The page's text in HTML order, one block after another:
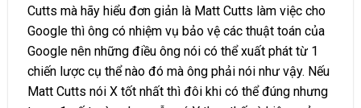
Cutts mà hãy hiểu đơn giản là Matt Cutts làm việc cho
Google thì ông có nhiệm vụ bảo vệ các thuật toán của
Google nên những điều ông nói có thể xuất phát từ 1
chiến lược cụ thể nào đó mà ông phải nói như vậy. Nếu
Matt Cutts nói X tốt nhất thì đôi khi có thể đúng nhưng